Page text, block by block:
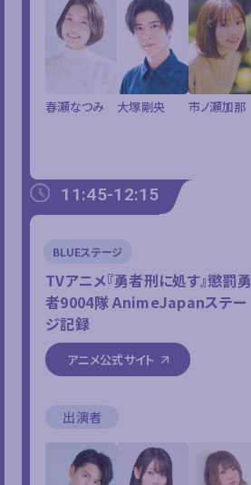
春瀬なつみ 大塚剛央 市ノ瀬加那
11:45-12:15
BLUEステージ
TVアニメ『勇者刑に処す』懲罰勇
者9004隊 AnimeJapanステー
ジ記録
アニメ公式サイト
出演者